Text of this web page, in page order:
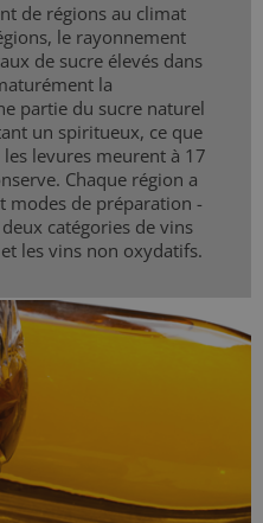
de régions au climat
le rayonnement
de sucre élevés dans
la
partie du sucre naturel
un spiritueux, ce que
levures meurent à 17
Chaque région a
modes de préparation -
catégories de vins
les vins non oxydatifs.